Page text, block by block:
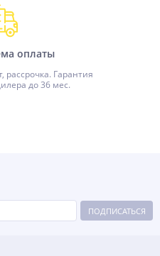
оплаты
рассрочка. Гарантия
до 36 мес.
ПОДПИСАТЬСЯ